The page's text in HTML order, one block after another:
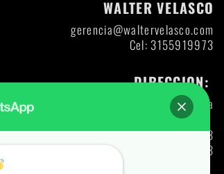
WALTER VELASCO
gerencia@waltervelasco.com
Cel: 3155919973
DIRECCION:
Itagui- Antioquia
Direccion: DIAG 47 A CL 30-12
Codigo Postal: 055413
Ng: 71427321893